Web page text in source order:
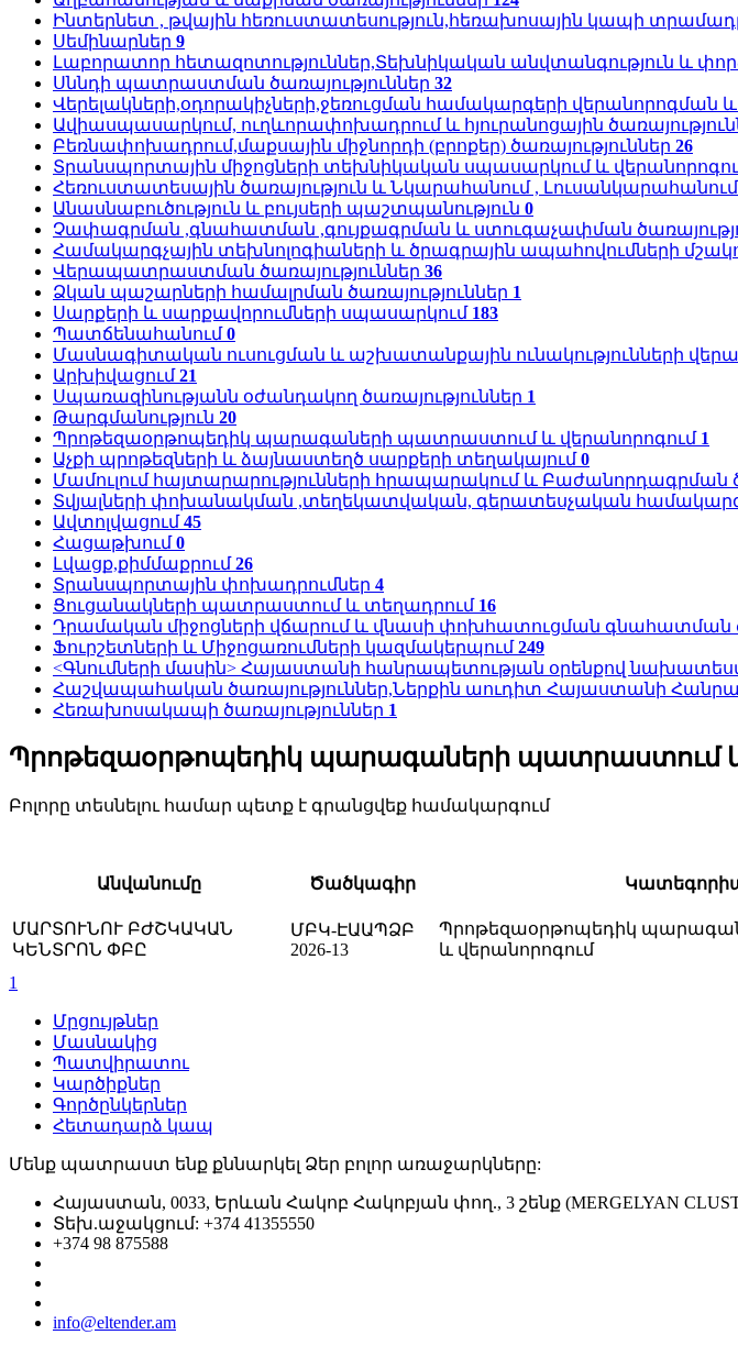
Ինտերնետ , թվային հեռուստատեսություն,հեռախոսային կապի
Սեմինարներ 9
Լաբորատոր հետազոտություններ,Տեխնիկական անվտանգություն և
Սննդի պատրաստման ծառայություններ 32
Վերելակների,օդորակիչների,ջեռուցման համակարգերի վերանորոգման
Ավիասպասարկում, ուղևորափոխադրում և հյուրանոցային
Բեռնափոխադրում,մաքսային միջնորդի (բրոքեր) ծառայություններ 26
Տրանսպորտային միջոցների տեխնիկական սպասարկում և
Հեռուստատեսային ծառայություն և Նկարահանում , Լուսանկարահանում
Անասնաբուծություն և բույսերի պաշտպանություն 0
Չափագրման ,գնահատման ,գույքագրման և ստուգաչափման
Համակարգչային տեխնոլոգիաների և ծրագրային ապահովումների
Վերապատրաստման ծառայություններ 36
Ձկան պաշարների համալրման ծառայություններ 1
Սարքերի և սարքավորումների սպասարկում 183
Պատճենահանում0
Մասնագիտական ուսուցման և աշխատանքային ունակությունների
Արխիվացում21
Սպառազինությանն օժանդակող ծառայություններ 1
Թարգմանություն 20
Պրոթեզաօրթոպեդիկ պարագաների պատրաստում և վերանորոգում 1
Աչքի պրոթեզների և ձայնաստեղծ սարքերի տեղակայում0
Մամուլում հայտարարությունների հրապարակում և Բաժանորդագրման
Տվյալների փոխանակման ,տեղեկատվական, գերատեսչական
Ավտոլվացում45
Հացաթխում0
Լվացք,քիմմաքրում26
Տրանսպորտային փոխադրումներ 4
Ցուցանակների պատրաստում և տեղադրում 16
Դրամական միջոցների վճարում և վնասի փոխհատուցման գնահատման
Ֆուրշետների և Միջոցառումների կազմակերպում249
<Գնումների մասին> Հայաստանի հանրապետության օրենքով
Հաշվապահական ծառայություններ,Ներքին աուդիտ Հայաստանի
Հեռախոսակապի ծառայություններ 1
Պրոթեզաօրթոպեդիկ պարագաների պատրաստում և
Բոլորը տեսնելու համար պետք է գրանցվեք համակարգում
Անվանումը Ծածկագիր
ՄԱՐՏՈՒՆՈՒ ԲԺՇԿԱԿԱՆ
ԿԵՆՏՐՈՆ ՓԲԸ
ՄԲԿ-ԷԱԱՊՁԲ
2026-13
Պրոթեզաօրթոպեդիկ
և վերանորոգում
1
Մրցույթներ
Մասնակից
Պատվիրատու
Կարծիքներ
Գործընկերներ
Հետադարձ կապ
Մենք պատրաստ ենք քննարկել Ձեր բոլոր առաջարկները:
Հայաստան, 0033, Երևան Հակոբ Հակոբյան փող., 3 շենք (MERGELYAN
Տեխ.աջակցում: +374 41355550
+374 98 875588
info@eltender.am